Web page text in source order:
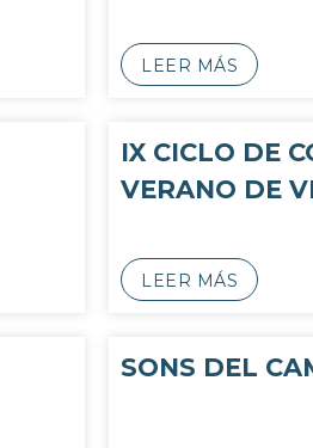
LEER MÁS
IX CICLO DE
VERANO DE
LEER MÁS
SONS DEL